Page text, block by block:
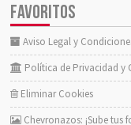
FAVORITOS
Aviso Legal y
Política de Privacidad y
Eliminar Cookies
Chevronazos: ¡Sube tus